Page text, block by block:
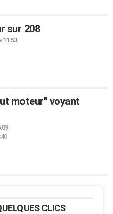
sur 208
11:53
moteur" voyant
CLICS